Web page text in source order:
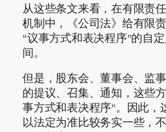
从这些条文来看，在有限责
机制中，《公司法》给有限
“议事方式和表决程序”的自
间。
但是，股东会、董事会、监
的提议、召集、通知，这些
事方式和表决程序”。因此，
以法定为准比较务实一些，